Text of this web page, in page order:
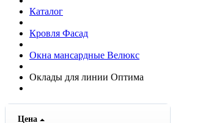
Каталог
Кровля Фасад
Окна мансардные Велюкс
Оклады для линии Оптима
Цена